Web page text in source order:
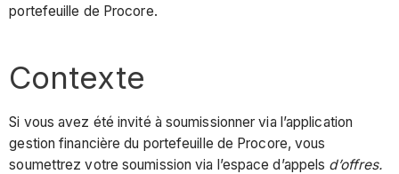
portefeuille de Procore.
Contexte
Si vous avez été invité à soumissionner via l’application
gestion financière du portefeuille de Procore, vous
soumettrez votre soumission via l’espace d’appels d’offres.